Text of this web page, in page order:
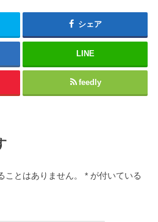
シェア
LINE
feedly
ことはありません。 * が付いている